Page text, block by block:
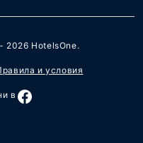
2026 HotelsOne.
и условия
в